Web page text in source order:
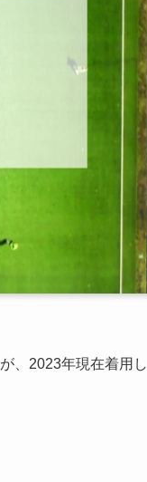
、2023年現在着用し